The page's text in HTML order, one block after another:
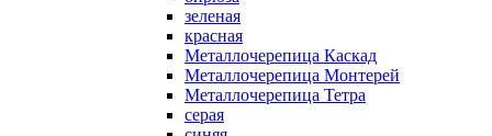
зеленая
красная
Металлочерепица Каскад
Металлочерепица Монтерей
Металлочерепица Тетра
серая